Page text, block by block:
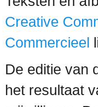
Creative
Commercieel
De editie van
het resultaat